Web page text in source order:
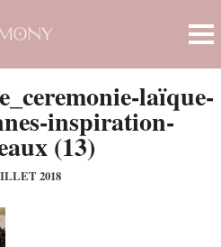
laïque-
inspiration-
(13)
2018